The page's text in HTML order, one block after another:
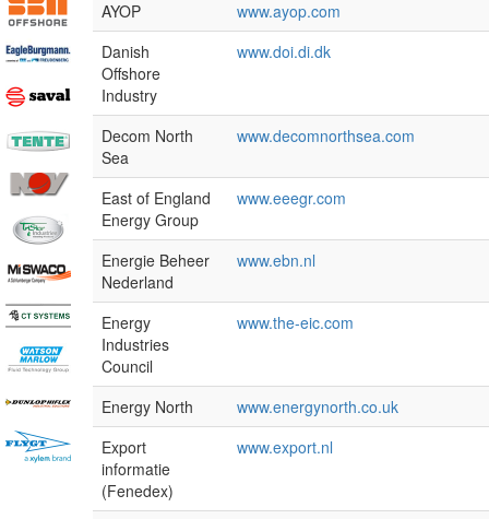
AYOP
www.ayop.com
Danish
Offshore
Industry
www.doi.di.dk
Decom North
Sea
www.decomnorthsea.com
East of England
Energy Group
www.eeegr.com
Energie Beheer
Nederland
www.ebn.nl
Energy
Industries
Council
www.the-eic.com
Energy North
www.energynorth.co.uk
Export
informatie
(Fenedex)
www.export.nl